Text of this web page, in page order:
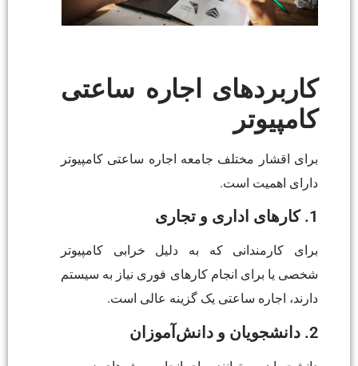
کاربردهای اجاره ساعتی
کامپیوتر
برای اقشار مختلف جامعه اجاره ساعتی کامپیوتر
دارای اهمیت است.
1. کارهای اداری و تجاری
برای کارمندانی که به دلیل خرابی کامپیوتر
شخصی یا برای انجام کارهای فوری نیاز به سیستم
دارند، اجاره ساعتی یک گزینه عالی است.
2. دانشجویان و دانش‌آموزان